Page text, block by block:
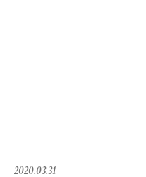
2020.03.31